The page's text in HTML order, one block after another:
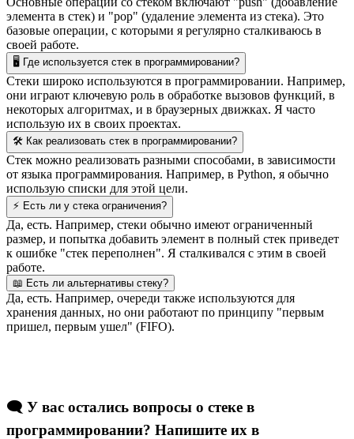
элемента в стек) и "pop" (удаление элемента из стека). Это
базовые операции, с которыми я регулярно сталкиваюсь в
своей работе.
🖥️ Где используется стек в программировании?
Стеки широко используются в программировании. Например,
они играют ключевую роль в обработке вызовов функций, в
некоторых алгоритмах, и в браузерных движках. Я часто
использую их в своих проектах.
🛠️ Как реализовать стек в программировании?
Стек можно реализовать разными способами, в зависимости
от языка программирования. Например, в Python, я обычно
использую списки для этой цели.
⚡ Есть ли у стека ограничения?
Да, есть. Например, стеки обычно имеют ограниченный
размер, и попытка добавить элемент в полный стек приведет
к ошибке "стек переполнен". Я сталкивался с этим в своей
работе.
📖 Есть ли альтернативы стеку?
Да, есть. Например, очереди также используются для
хранения данных, но они работают по принципу "первым
пришел, первым ушел" (FIFO).
🗨️ У вас остались вопросы о стеке в
программировании? Напишите их в